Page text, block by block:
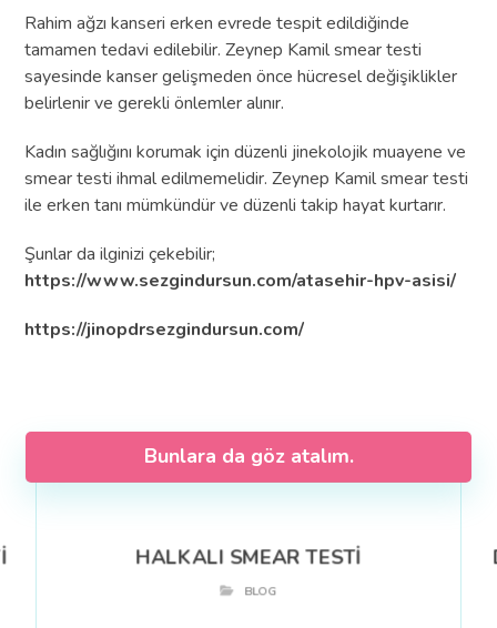
Rahim ağzı kanseri erken evrede tespit edildiğinde
tamamen tedavi edilebilir. Zeynep Kamil smear testi
sayesinde kanser gelişmeden önce hücresel değişiklikler
belirlenir ve gerekli önlemler alınır.
Kadın sağlığını korumak için düzenli jinekolojik muayene ve
smear testi ihmal edilmemelidir. Zeynep Kamil smear testi
ile erken tanı mümkündür ve düzenli takip hayat kurtarır.
Şunlar da ilginizi çekebilir;
https://www.sezgindursun.com/atasehir-hpv-asisi/
https://jinopdrsezgindursun.com/
Bunlara da göz atalım.
HALKALI SMEAR TESTİ
BLOG